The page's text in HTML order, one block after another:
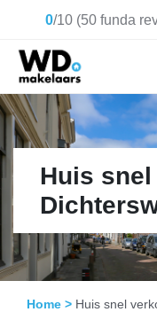
0/10 (50 funda
Huis
Home > Huis snel